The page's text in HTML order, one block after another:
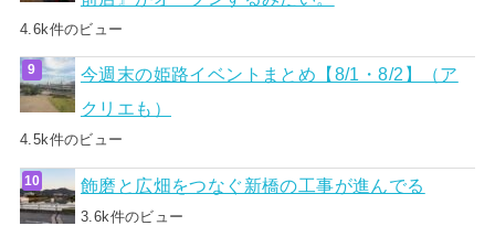
4.6k件のビュー
今週末の姫路イベントまとめ【8/1・8/2】（ア
クリエも）
4.5k件のビュー
飾磨と広畑をつなぐ新橋の工事が進んでる
3.6k件のビュー